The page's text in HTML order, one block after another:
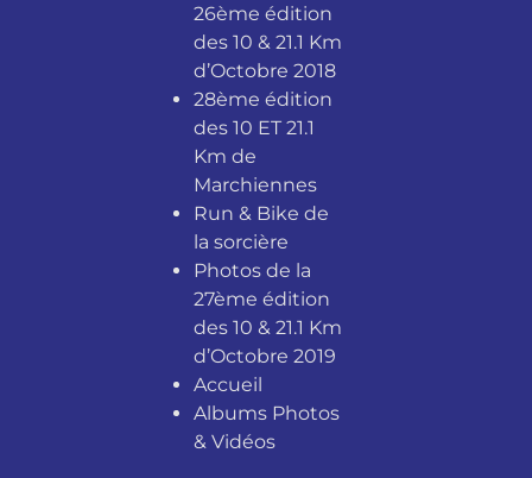
26ème édition
des 10 & 21.1 Km
d’Octobre 2018
28ème édition
des 10 ET 21.1
Km de
Marchiennes
Run & Bike de
la sorcière
Photos de la
27ème édition
des 10 & 21.1 Km
d’Octobre 2019
Accueil
Albums Photos
& Vidéos